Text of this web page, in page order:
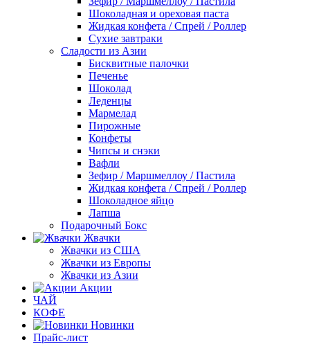
Шоколадная и ореховая паста
Жидкая конфета / Спрей / Роллер
Сухие завтраки
Сладости из Азии
Бисквитные палочки
Печенье
Шоколад
Леденцы
Мармелад
Пирожные
Конфеты
Чипсы и снэки
Вафли
Зефир / Маршмеллоу / Пастила
Жидкая конфета / Спрей / Роллер
Шоколадное яйцо
Лапша
Подарочный Бокс
Жвачки
Жвачки из США
Жвачки из Европы
Жвачки из Азии
Акции
ЧАЙ
КОФЕ
Новинки
Прайс-лист